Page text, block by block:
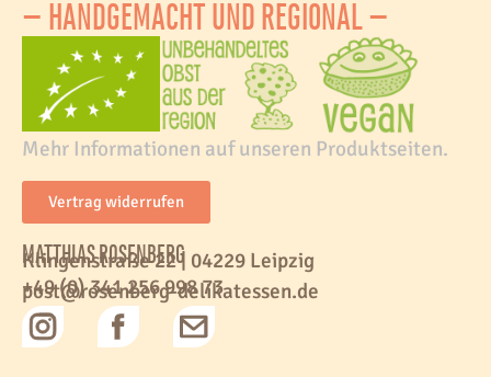
– HANDGEMACHT UND REGIONAL –
Mehr Informationen auf unseren Produktseiten.
Vertrag widerrufen
MATTHIAS ROSENBERG
Klingenstraße 22 | 04229 Leipzig
+49 (0) 341 256 998 73
post@rosenberg-delikatessen.de